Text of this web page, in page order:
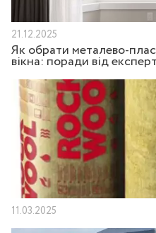
21.12.2025
Як обрати металево-
вікна: поради від
11.03.2025